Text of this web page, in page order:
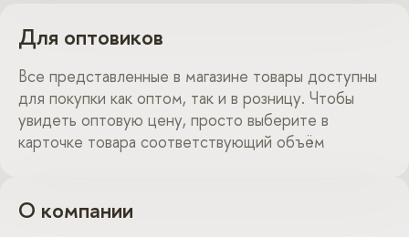
Для оптовиков
Все представленные в магазине товары доступны
для покупки как оптом, так и в розницу. Чтобы
увидеть оптовую цену, просто выберите в
карточке товара соответствующий объём
О компании